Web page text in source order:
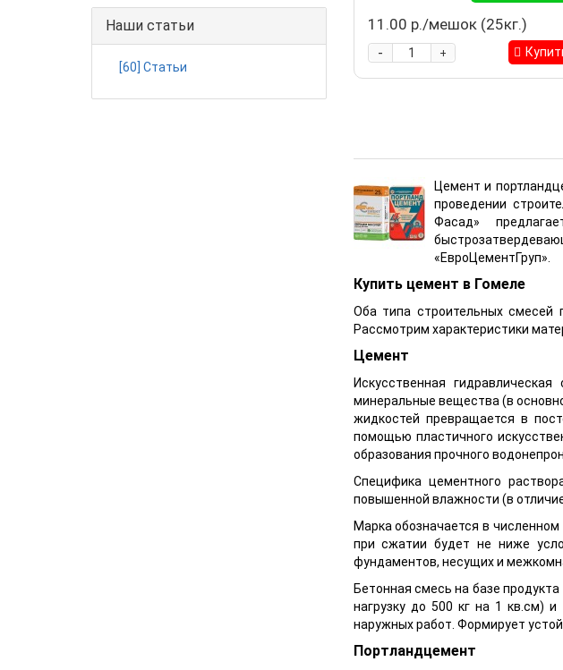
Наши статьи
[60] Статьи
11.00 р./мешок (25кг.)
+
-
Цемент и
проведении
Фасад»
«ЕвроЦементГруп».
Купить цемент в Гомеле
Оба типа строительных смесей
Рассмотрим характеристики
Цемент
Искусственная
минеральные вещества (в
жидкостей превращается в
помощью пластичного
образования прочного
Специфика цементного
повышенной влажности (в
Марка обозначается в
при сжатии будет не ниже
фундаментов, несущих и
Бетонная смесь на базе
нагрузку до 500 кг на 1 кв.см)
наружных работ. Формирует
Портландцемент